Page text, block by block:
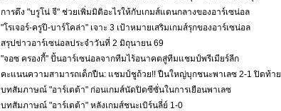
การดึง "บรูโน่ จี" ช่วยเพิ่มมิติอะไรให้กับเกมส์แดนกลางของอาร์เซน่อล
"โรเจอร์-ครูปี-บาร์โคล่า" เจาะ 3 เป้าหมายเสริมเกมส์รุกของอาร์เซน่อล
สรุปข่าวอาร์เซน่อลประจำวันที่ 2 มิถุนายน 69
"จอซ ครองกี้" ปั้นอาร์เซน่อลจากทีมไร้อนาคตสู่ทีมแชมป์พรีเมียร์ลีก
คะแนนความสามารถเด็กปืน: แชมป์ชูถ้วย!! ปืนใหญ่บุกชนะพาเลซ 2-1 ปิดท้าย
บทสัมภาษณ์ "อาร์เตต้า" ก่อนเกมส์นัดปิดซีซั่นในการเยือนพาเลซ
บทสัมภาษณ์ "อาร์เตต้า" หลังเกมส์ชนะเบิร์นลี่ย์ 1-0